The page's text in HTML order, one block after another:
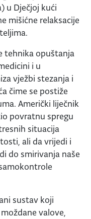
u Dječjoj kući
mišićne relaksacije
tehnika opuštanja
i u
vježbi stezanja i
čime se postiže
Američki liječnik
povratnu spregu
situacija
ali da vrijedi i
do smirivanja naše
sustav koji
valove,